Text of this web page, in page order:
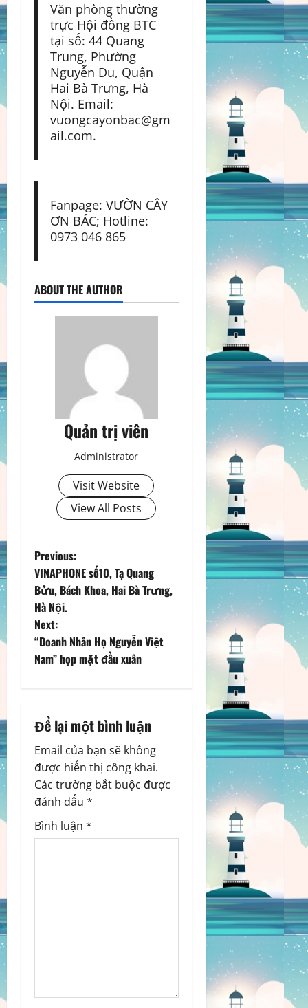
Văn phòng thường
trực Hội đồng BTC
tại số: 44 Quang
Trung, Phường
Nguyễn Du, Quận
Hai Bà Trưng, Hà
Nội. Email:
vuongcayonbac@gm
ail.com.
Fanpage: VƯỜN CÂY
ƠN BÁC; Hotline:
0973 046 865
ABOUT THE AUTHOR
Quản trị viên
Administrator
Visit Website
View All Posts
P
o
s
t
v
i
g
a
t
Previous:
VINAPHONE số10, Tạ Quang
Bửu, Bách Khoa, Hai Bà Trưng,
Hà Nội.
Next:
“Doanh Nhân Họ Nguyễn Việt
Nam” họp mặt đầu xuân
Để lại một bình luận
Email của bạn sẽ không
được hiển thị công khai.
Các trường bắt buộc được
đánh dấu *
Bình luận *